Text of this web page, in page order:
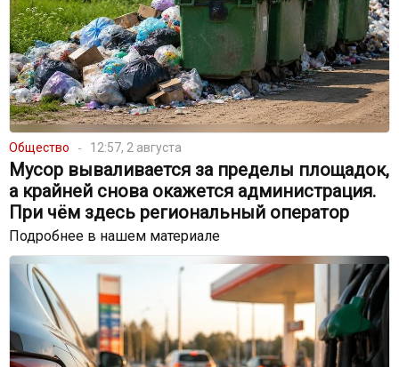
Общество 12:57, 2 августа
Мусор вываливается за пределы площадок,
а крайней снова окажется администрация.
При чём здесь региональный оператор
Подробнее в нашем материале